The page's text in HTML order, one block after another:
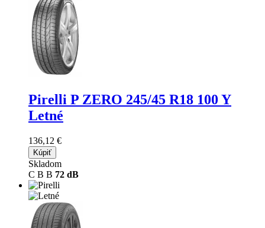
Pirelli P ZERO 245/45 R18 100 Y
Letné
136,12 €
Kúpiť
Skladom
C B B 72 dB